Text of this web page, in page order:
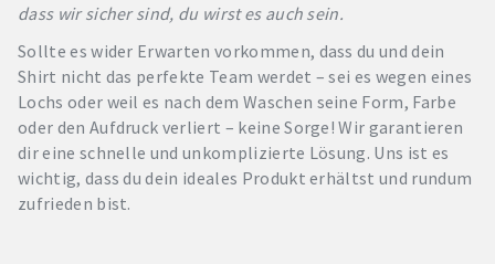
dass wir sicher sind, du wirst es auch sein.
Sollte es wider Erwarten vorkommen, dass du und dein
Shirt nicht das perfekte Team werdet – sei es wegen eines
Lochs oder weil es nach dem Waschen seine Form, Farbe
oder den Aufdruck verliert – keine Sorge! Wir garantieren
dir eine schnelle und unkomplizierte Lösung. Uns ist es
wichtig, dass du dein ideales Produkt erhältst und rundum
zufrieden bist.